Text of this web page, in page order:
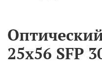
25x56 SFP